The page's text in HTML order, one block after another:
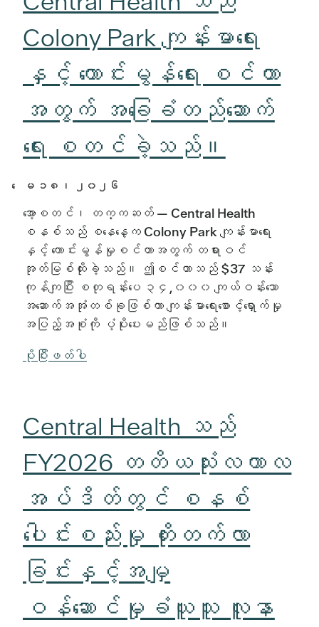
Colony Park ကျန်းမာရေး
နှင့် ကောင်းမွန်ရေး စင်တာ
အတွက် အခြေခံတည်ဆောက်
ရေး စတင်ခဲ့သည်။
ေမ ၁၈၊​ ၂၀၂၆
အော့စတင်၊ တက္ကဆတ် — Central Health
စနစ်သည် စနေနေ့က Colony Park ကျန်းမာရေး
နှင့် ကောင်းမွန်မှုစင်တာအတွက် တရားဝင်
အုတ်မြစ်ထိုးခဲ့သည်။ ဤစင်တာသည် $37 သန်း
ကုန်ကျပြီး စတုရန်းပေ ၃၄,၀၀၀ ကျယ်ဝန်းသော
အဆောက်အအုံတစ်ခုဖြစ်ကာ ကျန်းမာရေးစောင့်ရှောက်မှု
အပြည့်အစုံကို ပံ့ပိုးပေးမည်ဖြစ်သည်။
ပိုပြီးဖတ်ပါ
Central Health သည်
FY2026 တတိယသုံးလကာလ
အပ်ဒိတ်တွင် စနစ်
ပေါင်းစည်းမှု တိုးတက်လာ
ခြင်းနှင့်အမျှ
ဝန်ဆောင်မှုခံယူသူ လူနာ